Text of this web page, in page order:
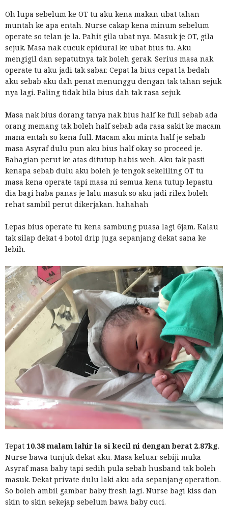
Oh lupa sebelum ke OT tu aku kena makan ubat tahan
muntah ke apa entah. Nurse cakap kena minum sebelum
operate so telan je la. Pahit gila ubat nya. Masuk je OT, gila
sejuk. Masa nak cucuk epidural ke ubat bius tu. Aku
mengigil dan sepatutnya tak boleh gerak. Serius masa nak
operate tu aku jadi tak sabar. Cepat la bius cepat la bedah
aku sebab aku dah penat menunggu dengan tak tahan sejuk
nya lagi. Paling tidak bila bius dah tak rasa sejuk.
Masa nak bius dorang tanya nak bius half ke full sebab ada
orang memang tak boleh half sebab ada rasa sakit ke macam
mana entah so kena full. Macam aku minta half je sebab
masa Asyraf dulu pun aku bius half okay so proceed je.
Bahagian perut ke atas ditutup habis weh. Aku tak pasti
kenapa sebab dulu aku boleh je tengok sekeliling OT tu
masa kena operate tapi masa ni semua kena tutup lepastu
dia bagi haba panas je lalu masuk so aku jadi rilex boleh
rehat sambil perut dikerjakan. hahahah
Lepas bius operate tu kena sambung puasa lagi 6jam. Kalau
tak silap dekat 4 botol drip juga sepanjang dekat sana ke
lebih.
Tepat 10.38 malam lahir la si kecil ni dengan berat 2.87kg.
Nurse bawa tunjuk dekat aku. Masa keluar sebiji muka
Asyraf masa baby tapi sedih pula sebab husband tak boleh
masuk. Dekat private dulu laki aku ada sepanjang operation.
So boleh ambil gambar baby fresh lagi. Nurse bagi kiss dan
skin to skin sekejap sebelum bawa baby cuci.